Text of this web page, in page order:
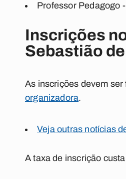
Professor Pedagogo
Inscrições
Sebastião
As inscrições devem
organizadora.
Veja outras notícias
A taxa de inscrição